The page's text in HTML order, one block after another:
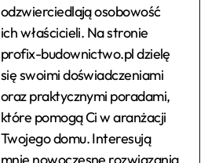
odzwierciedlają osobowość
ich właścicieli. Na stronie
profix-budownictwo.pl dzielę
się swoimi doświadczeniami
oraz praktycznymi poradami,
które pomogą Ci w aranżacji
Twojego domu. Interesują
mnie nowoczesne rozwiązania